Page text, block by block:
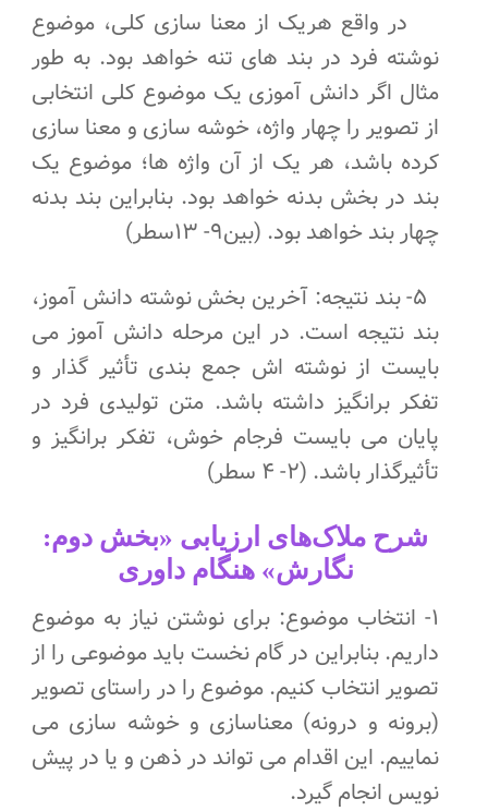
در واقع هریک از معنا سازی کلی، موضوع
نوشته فرد در بند های تنه خواهد بود. به طور
مثال اگر دانش آموزی یک موضوع کلی انتخابی
از تصویر را چهار واژه، خوشه سازی و معنا سازی
کرده باشد، هر یک از آن واژه ها؛ موضوع یک
بند در بخش بدنه خواهد بود. بنابراین بند بدنه
چهار بند خواهد بود. (بین۹- ۱۳سطر)
۵- بند نتیجه: آخرین بخش نوشته دانش آموز،
بند نتیجه است. در این مرحله دانش آموز می
بایست از نوشته اش جمع بندی تأثیر گذار و
تفکر برانگیز داشته باشد. متن تولیدی فرد در
پایان می بایست فرجام خوش، تفکر برانگیز و
تأثیرگذار باشد. (۲- ۴ سطر)
شرح ملاک‌های ارزیابی «بخش دوم:
نگارش» هنگام داوری
۱- انتخاب موضوع: برای نوشتن نیاز به موضوع
داریم. بنابراین در گام نخست باید موضوعی را از
تصویر انتخاب کنیم. موضوع را در راستای تصویر
(برونه و درونه) معناسازی و خوشه سازی می
نماییم. این اقدام می تواند در ذهن و یا در پیش
نویس انجام گیرد.